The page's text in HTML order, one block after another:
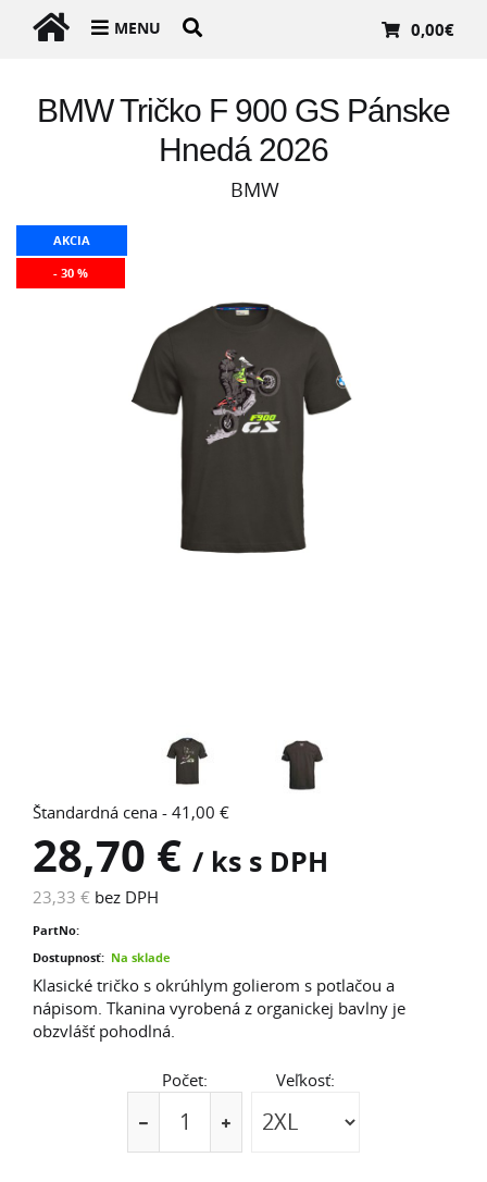
MENU 0,00€
BMW Tričko F 900 GS Pánske
Hnedá 2026
BMW
AKCIA
- 30 %
Štandardná cena - 41,00 €
28,70 € / ks s DPH
23,33 € bez DPH
PartNo:
Dostupnosť: Na sklade
Klasické tričko s okrúhlym golierom s potlačou a
nápisom. Tkanina vyrobená z organickej bavlny je
obzvlášť pohodlná.
Počet: Veľkosť: